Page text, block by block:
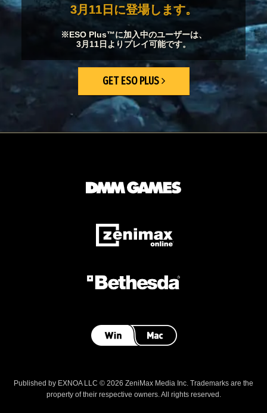
3月11日に登場します。
※ESO Plus™に加入中のユーザーは、
3月11日よりプレイ可能です。
GET ESO PLUS
Published by EXNOA LLC © 2026 ZeniMax Media Inc. Trademarks are the
property of their respective owners. All rights reserved.